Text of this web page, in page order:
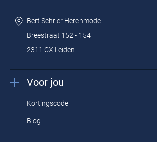
Bert Schrier Herenmode
Breestraat 152 - 154
2311 CX Leiden
Voor jou
Kortingscode
Blog